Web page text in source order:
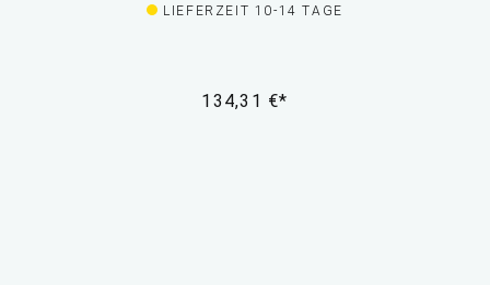
LIEFERZEIT 10-14 TAGE
134,31 €*